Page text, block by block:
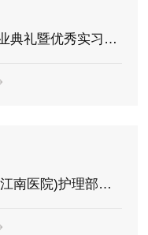
习生表彰大会圆满举行
总结暨2026年护理工作部署大会